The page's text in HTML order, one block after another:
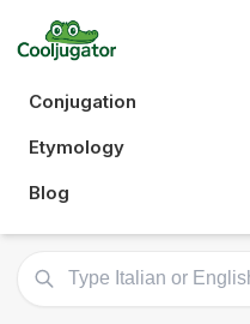
Conjugation
Etymology
Blog